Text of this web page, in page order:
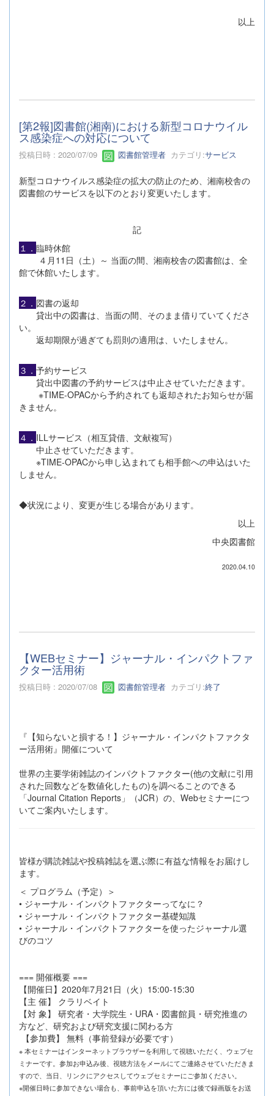
以上
[第2報]図書館(湘南)における新型コロナウイル
ス感染症への対応について
投稿日時 : 2020/07/09 図書館管理者 カテゴリ:サービス
新型コロナウイルス感染症の拡大の防止のため、湘南校舎の
図書館のサービスを以下のとおり変更いたします。
記
１． 臨時休館
４月11日（土）～ 当面の間、湘南校舎の図書館は、全
館で休館いたします。
２． 図書の返却
貸出中の図書は、当面の間、そのまま借りていてくださ
い。
返却期限が過ぎても罰則の適用は、いたしません。
３． 予約サービス
貸出中図書の予約サービスは中止させていただきます。
※TIME-OPACから予約されても返却されたお知らせが届
きません。
４． ILLサービス（相互貸借、文献複写）
中止させていただきます。
※TIME-OPACから申し込まれても相手館への申込はいた
しません。
◆状況により、変更が生じる場合があります。
以上
中央図書館
2020.04.10
【WEBセミナー】ジャーナル・インパクトファ
クター活用術
投稿日時 : 2020/07/08 図書館管理者 カテゴリ:終了
『【知らないと損する！】ジャーナル・インパクトファクタ
ー活用術』開催について
世界の主要学術雑誌のインパクトファクター(他の文献に引用
された回数などを数値化したもの)を調べることのできる
「Journal Citation Reports」（JCR）の、Webセミナーにつ
いてご案内いたします。
皆様が購読雑誌や投稿雑誌を選ぶ際に有益な情報をお届けし
ます。
＜ プログラム（予定）＞
• ジャーナル・インパクトファクターってなに？
• ジャーナル・インパクトファクター基礎知識
• ジャーナル・インパクトファクターを使ったジャーナル選
びのコツ
=== 開催概要 ===
【開催日】2020年7月21日（火）15:00-15:30
【主 催】 クラリベイト
【対 象】 研究者・大学院生・URA・図書館員・研究推進の
方など、研究および研究支援に関わる方
【参加費】 無料（事前登録が必要です）
※ 本セミナーはインターネットブラウザーを利用して視聴いただく、ウェブセ
ミナーです。参加お申込み後、視聴方法をメールにてご連絡させていただきま
すので、当日、リンクにアクセスしてウェブセミナーにご参加ください。
※開催日時に参加できない場合も、事前申込を頂いた方には後で録画版をお送